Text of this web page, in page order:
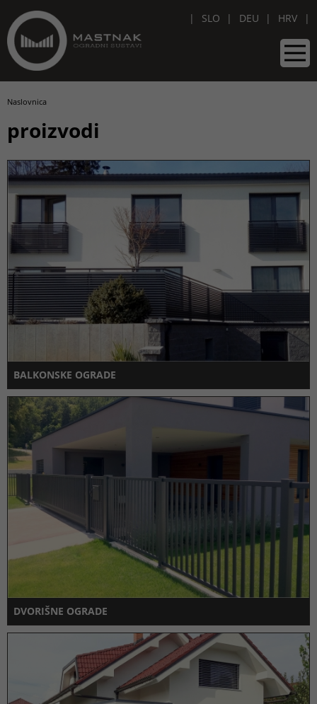
SLO DEU HRV
Naslovnica
proizvodi
BALKONSKE OGRADE
DVORIŠNE OGRADE